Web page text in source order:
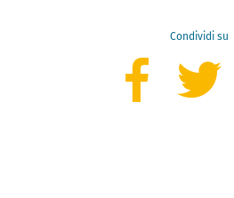
Condividi su